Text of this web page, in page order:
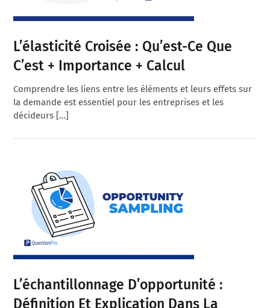
L’élasticité Croisée : Qu’est-Ce Que
C’est + Importance + Calcul
Comprendre les liens entre les éléments et leurs effets sur
la demande est essentiel pour les entreprises et les
décideurs […]
L’échantillonnage D’opportunité :
Définition Et Explication Dans La